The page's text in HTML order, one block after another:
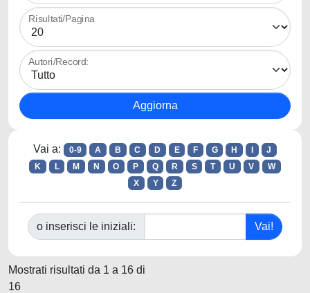
Risultati/Pagina
Autori/Record:
Vai a: 0-9 A B C D E F G H
J
K
L M N O P Q R S T U V
W
X
Y Z
o inserisci le iniziali:
Mostrati risultati da 1 a 16 di
16